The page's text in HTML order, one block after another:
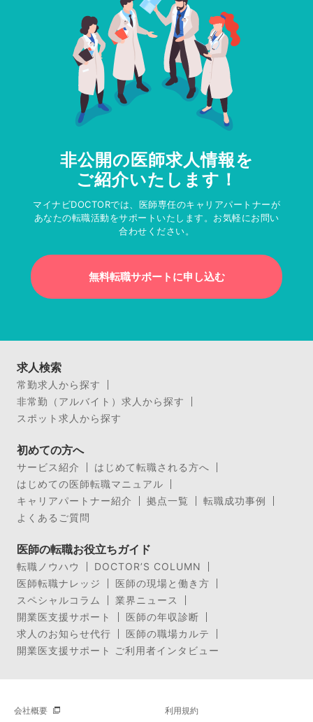
非公開の医師求人情報を
ご紹介いたします！
マイナビDOCTORでは、医師専任のキャリアパートナーが
あなたの転職活動をサポートいたします。お気軽にお問い
合わせください。
無料転職サポートに申し込む
求人検索
常勤求人から探す
非常勤（アルバイト）求人から探す
スポット求人から探す
初めての方へ
サービス紹介
はじめて転職される方へ
はじめての医師転職マニュアル
キャリアパートナー紹介
拠点一覧
転職成功事例
よくあるご質問
医師の転職お役立ちガイド
転職ノウハウ
DOCTOR’S COLUMN
医師転職ナレッジ
医師の現場と働き方
スペシャルコラム
業界ニュース
開業医支援サポート
医師の年収診断
求人のお知らせ代行
医師の職場カルテ
開業医支援サポート ご利用者インタビュー
会社概要 利用規約